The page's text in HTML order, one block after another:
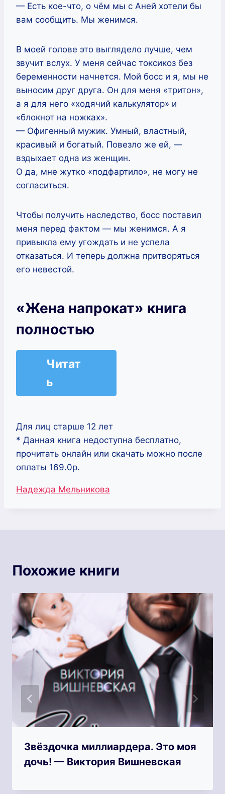
— Есть кое-что, о чём мы с Аней хотели бы
вам сообщить. Мы женимся.
В моей голове это выглядело лучше, чем
звучит вслух. У меня сейчас токсикоз без
беременности начнется. Мой босс и я, мы не
выносим друг друга. Он для меня «тритон»,
а я для него «ходячий калькулятор» и
«блокнот на ножках».
— Офигенный мужик. Умный, властный,
красивый и богатый. Повезло же ей, —
вздыхает одна из женщин.
О да, мне жутко «подфартило», не могу не
согласиться.
Чтобы получить наследство, босс поставил
меня перед фактом — мы женимся. А я
привыкла ему угождать и не успела
отказаться. И теперь должна притворяться
его невестой.
«Жена напрокат» книга
полностью
Читат
ь
Для лиц старше 12 лет
* Данная книга недоступна бесплатно,
прочитать онлайн или скачать можно после
оплаты 169.0р.
Метки
Надежда Мельникова
Похожие книги
Звёздочка миллиардера. Это моя
дочь! — Виктория Вишневская